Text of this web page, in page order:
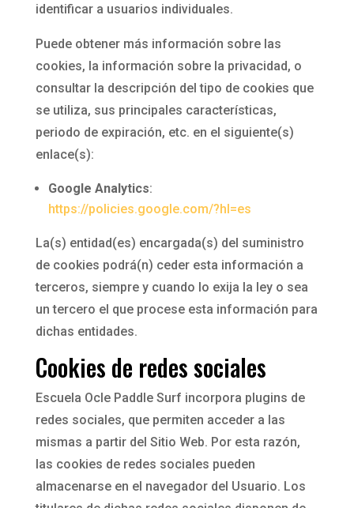
identificar a usuarios individuales.
Puede obtener más información sobre las
cookies, la información sobre la privacidad, o
consultar la descripción del tipo de cookies que
se utiliza, sus principales características,
periodo de expiración, etc. en el siguiente(s)
enlace(s):
Google Analytics:
https://policies.google.com/?hl=es
La(s) entidad(es) encargada(s) del suministro
de cookies podrá(n) ceder esta información a
terceros, siempre y cuando lo exija la ley o sea
un tercero el que procese esta información para
dichas entidades.
Cookies de redes sociales
Escuela Ocle Paddle Surf incorpora plugins de
redes sociales, que permiten acceder a las
mismas a partir del Sitio Web. Por esta razón,
las cookies de redes sociales pueden
almacenarse en el navegador del Usuario. Los